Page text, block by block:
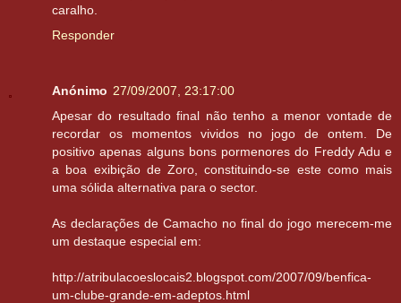
caralho.
Responder
Anónimo 27/09/2007, 23:17:00
Apesar do resultado final não tenho a menor vontade de
recordar os momentos vividos no jogo de ontem. De
positivo apenas alguns bons pormenores do Freddy Adu e
a boa exibição de Zoro, constituindo-se este como mais
uma sólida alternativa para o sector.
As declarações de Camacho no final do jogo merecem-me
um destaque especial em:
http://atribulacoeslocais2.blogspot.com/2007/09/benfica-
um-clube-grande-em-adeptos.html